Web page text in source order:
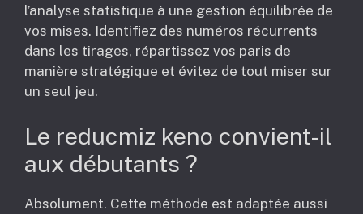
l’analyse statistique à une gestion équilibrée de
vos mises. Identifiez des numéros récurrents
dans les tirages, répartissez vos paris de
manière stratégique et évitez de tout miser sur
un seul jeu.
Le reducmiz keno convient-il
aux débutants ?
Absolument. Cette méthode est adaptée aussi